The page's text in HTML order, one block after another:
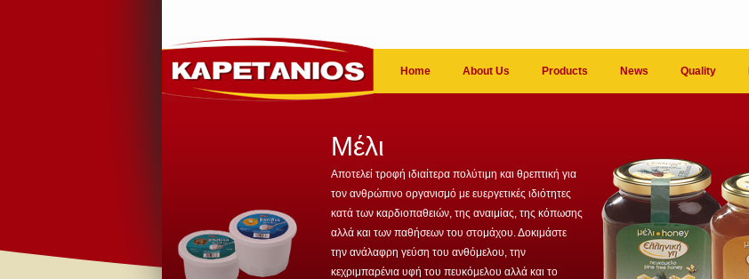
Home About Us Products News Quality
Μέλι
Αποτελεί τροφή ιδιαίτερα πολύτιμη και θρεπτική για
τον ανθρώπινο οργανισμό με ευεργετικές ιδιότητες
κατά των καρδιοπαθειών, της αναιμίας, της κόπωσης
αλλά και των παθήσεων του στομάχου. Δοκιμάστε
την ανάλαφρη γεύση του ανθόμελου, την
κεχριμπαρένια υφή του πευκόμελου αλλά και το